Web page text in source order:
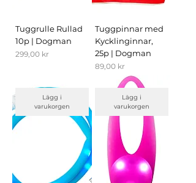
Tuggrulle Rullad
10p | Dogman
Pris
299,00 kr
Tuggpinnar med
Kycklinginnar,
25p | Dogman
Pris
89,00 kr
Lägg i
varukorgen
Lägg i
varukorgen